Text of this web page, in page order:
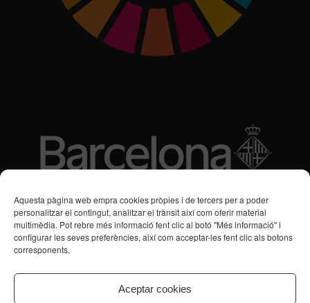
Aquesta pàgina web empra cookies pròpies i de tercers per a poder
personalitzar el contingut, analitzar el trànsit així com oferir material
multimèdia. Pot rebre més informació fent clic al botó "Més informació" i
configurar les seves preferències, així com acceptar-les fent clic als botons
corresponents.
Aceptar cookies
Subvencions des de 2016
Programa de Vacances/Suport Respir Familiar
Transtorns de Salut Mental